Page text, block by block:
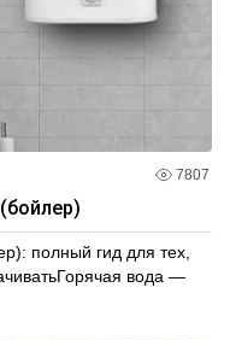
7807
полный гид для тех,
вода —